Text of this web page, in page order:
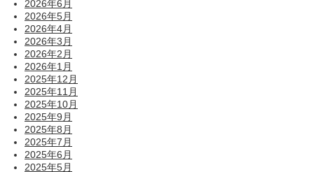
2026年6月
2026年5月
2026年4月
2026年3月
2026年2月
2026年1月
2025年12月
2025年11月
2025年10月
2025年9月
2025年8月
2025年7月
2025年6月
2025年5月